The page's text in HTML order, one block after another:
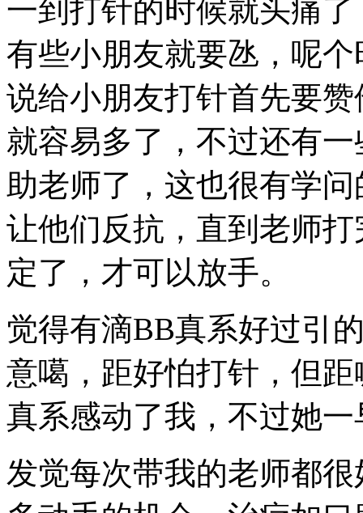
一到打针的时候就头痛
有些小朋友就要氹，呢
说给小朋友打针首先要
就容易多了，不过还有
助老师了，这也很有学
让他们反抗，直到老师
定了，才可以放手。
觉得有滴BB真系好过引
意噶，距好怕打针，但
真系感动了我，不过她
发觉每次带我的老师都